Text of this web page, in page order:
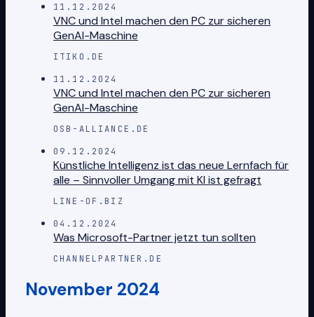
11.12.2024
VNC und Intel machen den PC zur sicheren
GenAI-Maschine
ITIKO.DE
11.12.2024
VNC und Intel machen den PC zur sicheren
GenAI-Maschine
OSB-ALLIANCE.DE
09.12.2024
Künstliche Intelligenz ist das neue Lernfach für
alle – Sinnvoller Umgang mit KI ist gefragt
LINE-OF.BIZ
04.12.2024
Was Microsoft-Partner jetzt tun sollten
CHANNELPARTNER.DE
November 2024